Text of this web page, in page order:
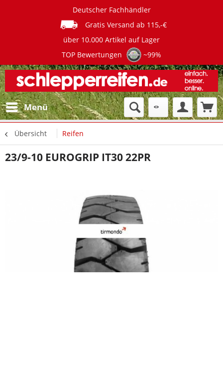
Deutscher Fachhändler
Gratis Versand ab 115,-€
über 10.000 Artikel auf Lager
TOP Bewertungen
~99%
Menü
Übersicht Reifen
23/9-10 EUROGRIP IT30 22PR